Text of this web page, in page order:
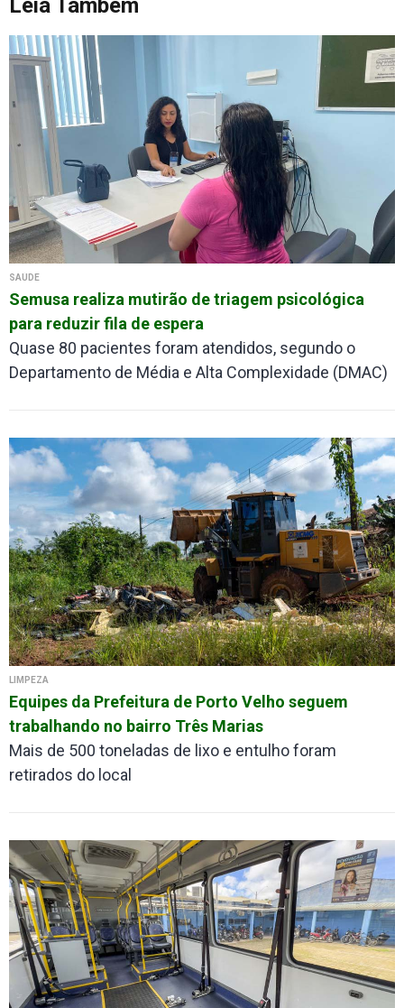
Leia Também
SAÚDE
Semusa realiza mutirão de triagem psicológica
para reduzir fila de espera
Quase 80 pacientes foram atendidos, segundo o
Departamento de Média e Alta Complexidade (DMAC)
LIMPEZA
Equipes da Prefeitura de Porto Velho seguem
trabalhando no bairro Três Marias
Mais de 500 toneladas de lixo e entulho foram
retirados do local